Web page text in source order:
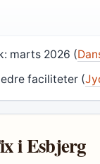
marts 2026 (
faciliteter (
i Esbjerg